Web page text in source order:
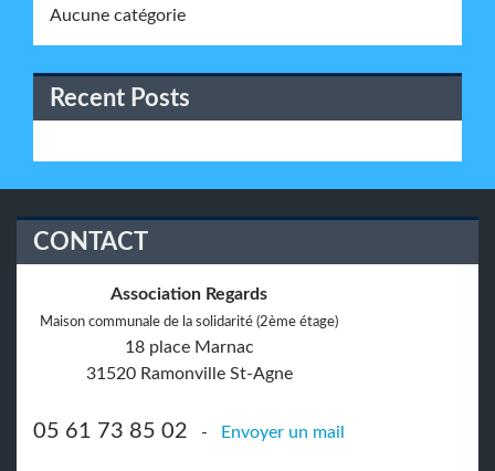
Aucune catégorie
Recent Posts
CONTACT
Association Regards
Maison communale de la solidarité (2ème étage)
18 place Marnac
31520 Ramonville St-Agne
05 61 73 85 02 - Envoyer un mail